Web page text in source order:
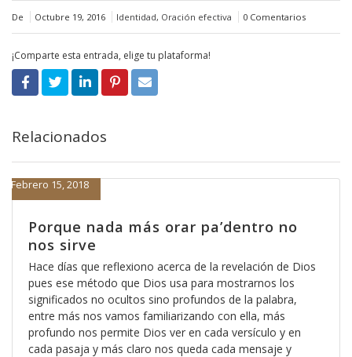
De Octubre 19, 2016 Identidad, Oración efectiva 0 Comentarios
¡Comparte esta entrada, elige tu plataforma!
Relacionados
Porque nada más orar pa’dentro no
nos sirve
Febrero 15, 2018
Hace días que reflexiono acerca de la revelación de Dios
pues ese método que Dios usa para mostrarnos los
significados no ocultos sino profundos de la palabra,
entre más nos vamos familiarizando con ella, más
profundo nos permite Dios ver en cada versículo y en
cada pasaja y más claro nos queda cada mensaje y